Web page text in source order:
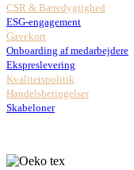
CSR & Bæredygtighed
ESG-engagement
Gavekort
Onboarding af medarbejdere
Ekspreslevering
Kvalitetspolitik
Handelsbetingelser
Skabeloner